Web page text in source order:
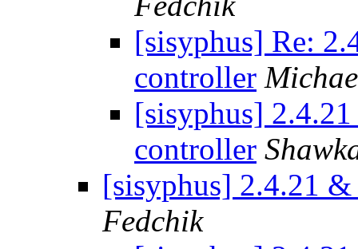
[sisyphus] Re:
controller
[sisyphus]
controller
[sisyphus] 2.4.21
Fedchik